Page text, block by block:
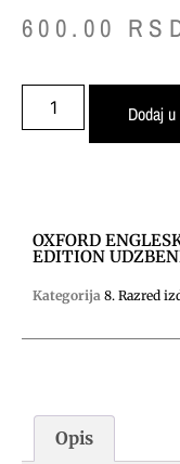
600.00
Dodaj
OXFORD
EDITION
Kategorija 8. Razred
Opis